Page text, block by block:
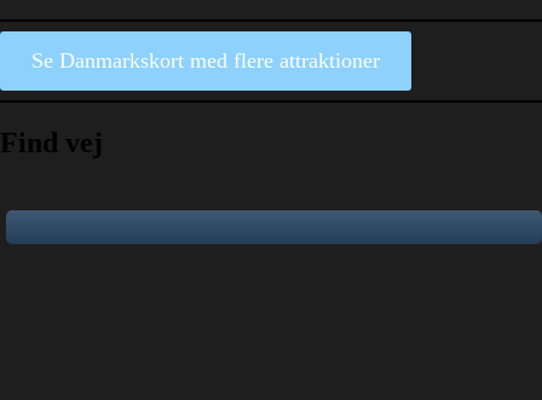
Se Danmarkskort med flere attraktioner
Find vej